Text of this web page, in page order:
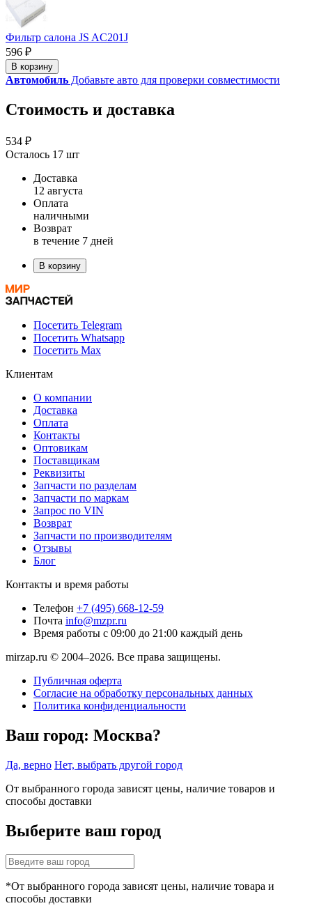
Фильтр салона JS AC201J
596 ₽
В корзину
Автомобиль Добавьте авто для проверки совместимости
Стоимость и доставка
534 ₽
Осталось 17 шт
Доставка
12 августа
Оплата
наличными
Возврат
в течение 7 дней
В корзину
Посетить Telegram
Посетить Whatsapp
Посетить Max
Клиентам
О компании
Доставка
Оплата
Контакты
Оптовикам
Поставщикам
Реквизиты
Запчасти по разделам
Запчасти по маркам
Запрос по VIN
Возврат
Запчасти по производителям
Отзывы
Блог
Контакты и время работы
Телефон +7 (495) 668-12-59
Почта info@mzpr.ru
Время работы с 09:00 до 21:00 каждый день
mirzap.ru © 2004–2026. Все права защищены.
Публичная оферта
Согласие на обработку персональных данных
Политика конфиденциальности
Ваш город: Москва?
Да, верно Нет, выбрать другой город
От выбранного города зависят цены, наличие товаров и
способы доставки
Выберите ваш город
*От выбранного города зависят цены, наличие товара и
способы доставки